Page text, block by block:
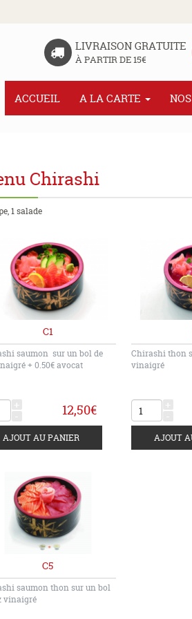
LIVRAISON GRATUITE
À PARTIR DE 15€
ACCUEIL A LA CARTE
Chirashi
1 salade
C1
saumon sur un bol de
+ 0.50€ avocat
12,50€
Chirashi thon
vinaigré
C5
saumon thon sur un bol
vinaigré